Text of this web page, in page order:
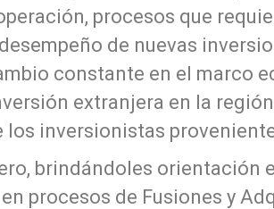
procesos que
de nuevas
constante en el marco
extranjera en la
inversionistas
brindándoles orientación
procesos de Fusiones y